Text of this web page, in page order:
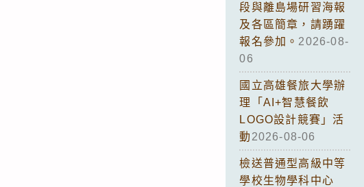
段與離島場研習海報
及各區簡章，請踴躍
報名參加。 2026-08-
06
國立高雄餐旅大學辦
理「AI+智慧餐飲
LOGO設計競賽」活
動 2026-08-06
檢送普通型高級中等
學校生物學科中心